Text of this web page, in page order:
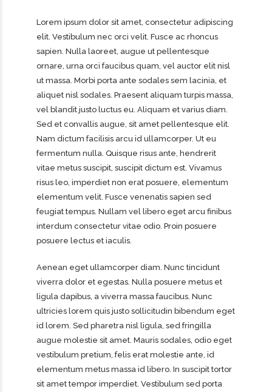
Lorem ipsum dolor sit amet, consectetur adipiscing
elit. Vestibulum nec orci velit. Fusce ac rhoncus
sapien. Nulla laoreet, augue ut pellentesque
ornare, urna orci faucibus quam, vel auctor elit nisl
ut massa. Morbi porta ante sodales sem lacinia, et
aliquet nisl sodales. Praesent aliquam turpis massa,
vel blandit justo luctus eu. Aliquam et varius diam.
Sed et convallis augue, sit amet pellentesque elit.
Nam dictum facilisis arcu id ullamcorper. Ut eu
fermentum nulla. Quisque risus ante, hendrerit
vitae metus suscipit, suscipit dictum est. Vivamus
risus leo, imperdiet non erat posuere, elementum
elementum velit. Fusce venenatis sapien sed
feugiat tempus. Nullam vel libero eget arcu finibus
interdum consectetur vitae odio. Proin posuere
posuere lectus et iaculis.
Aenean eget ullamcorper diam. Nunc tincidunt
viverra dolor et egestas. Nulla posuere metus et
ligula dapibus, a viverra massa faucibus. Nunc
ultricies lorem quis justo sollicitudin bibendum eget
id lorem. Sed pharetra nisl ligula, sed fringilla
augue molestie sit amet. Mauris sodales, odio eget
vestibulum pretium, felis erat molestie ante, id
elementum metus massa id libero. In suscipit tortor
sit amet tempor imperdiet. Vestibulum sed porta